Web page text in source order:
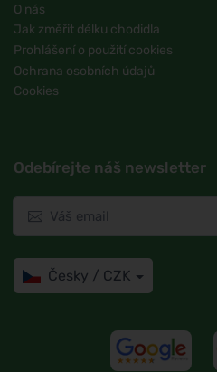
O nás
Jak změřit délku chodidla
Prohlášení o použití cookies
Ochrana osobních údajů
Cookies
Odebírejte náš newsletter
Česky / CZK